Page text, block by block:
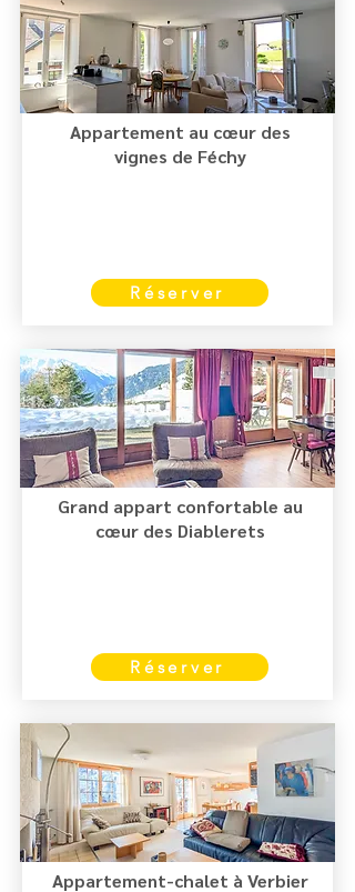
Appartement au cœur des
vignes de Féchy
Réserver
Grand appart confortable au
cœur des Diablerets
Réserver
Appartement-chalet à Verbier